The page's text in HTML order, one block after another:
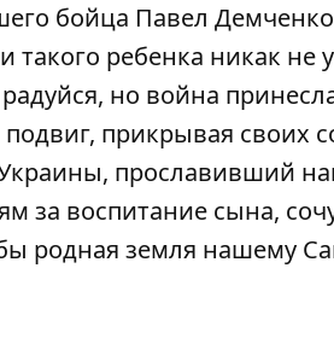
бойца Павел
такого ребенка никак
но война
прикрывая своих
прославивший
за воспитание сына,
родная земля нашему